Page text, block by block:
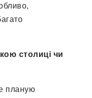
столиці чи
планую